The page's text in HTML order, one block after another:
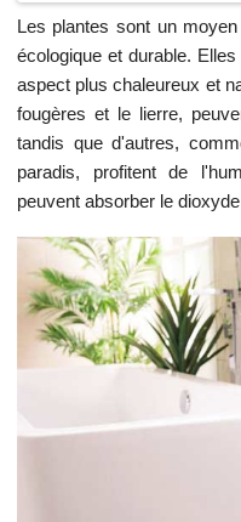
Les plantes sont un
écologique et durable.
aspect plus chaleureux et
fougères et le lierre,
tandis que d'autres,
paradis, profitent de
peuvent absorber le